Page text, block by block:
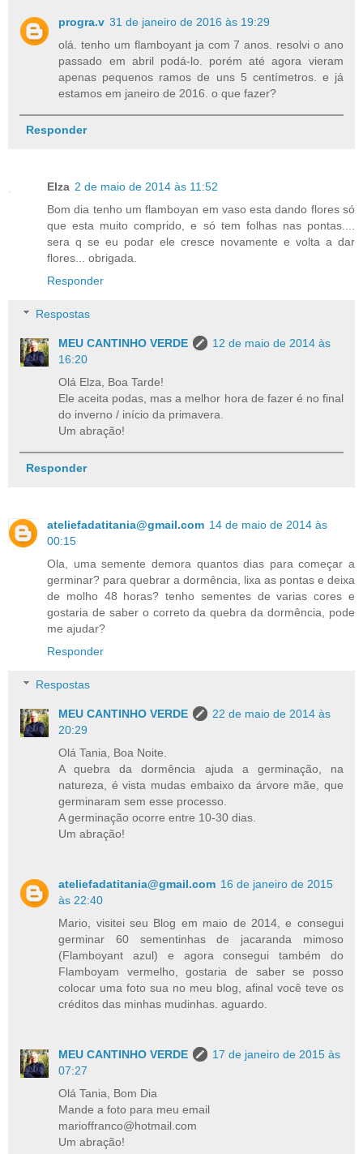
progra.v 31 de janeiro de 2016 às 19:29
olá. tenho um flamboyant ja com 7 anos. resolvi o ano
passado em abril podá-lo. porém até agora vieram
apenas pequenos ramos de uns 5 centímetros. e já
estamos em janeiro de 2016. o que fazer?
Responder
Elza 2 de maio de 2014 às 11:52
Bom dia tenho um flamboyan em vaso esta dando flores só
que esta muito comprido, e só tem folhas nas pontas....
sera q se eu podar ele cresce novamente e volta a dar
flores... obrigada.
Responder
Respostas
MEU CANTINHO VERDE
12 de maio de 2014 às
16:20
Olá Elza, Boa Tarde!
Ele aceita podas, mas a melhor hora de fazer é no final
do inverno / início da primavera.
Um abração!
Responder
ateliefadatitania@gmail.com 14 de maio de 2014 às
00:15
Ola, uma semente demora quantos dias para começar a
germinar? para quebrar a dormência, lixa as pontas e deixa
de molho 48 horas? tenho sementes de varias cores e
gostaria de saber o correto da quebra da dormência, pode
me ajudar?
Responder
Respostas
MEU CANTINHO VERDE
22 de maio de 2014 às
20:29
Olá Tania, Boa Noite.
A quebra da dormência ajuda a germinação, na
natureza, é vista mudas embaixo da árvore mãe, que
germinaram sem esse processo.
A germinação ocorre entre 10-30 dias.
Um abração!
ateliefadatitania@gmail.com 16 de janeiro de 2015
às 22:40
Mario, visitei seu Blog em maio de 2014, e consegui
germinar 60 sementinhas de jacaranda mimoso
(Flamboyant azul) e agora consegui também do
Flamboyam vermelho, gostaria de saber se posso
colocar uma foto sua no meu blog, afinal você teve os
créditos das minhas mudinhas. aguardo.
MEU CANTINHO VERDE
17 de janeiro de 2015 às
07:27
Olá Tania, Bom Dia
Mande a foto para meu email
marioffranco@hotmail.com
Um abração!